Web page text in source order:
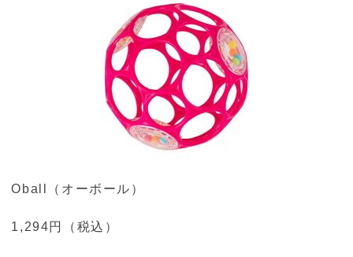
Oball（オーボール）
1,294円（税込）